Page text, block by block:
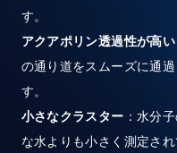
す。
アクアポリン透過性が高い
の通り道をスムーズに通
す。
小さなクラスター ：水分
な水よりも小さく測定され